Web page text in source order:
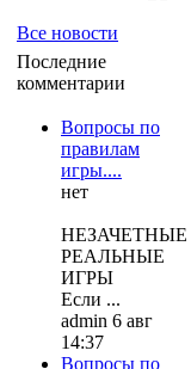
Все новости
Последние
комментарии
Вопросы по
правилам
игры....
нет
НЕЗАЧЕТНЫЕ
РЕАЛЬНЫЕ
ИГРЫ
Если ...
admin 6 авг
14:37
Вопросы по